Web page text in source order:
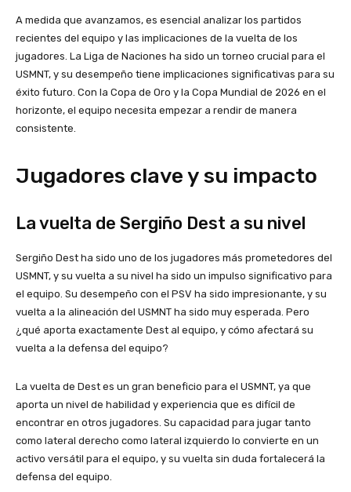
A medida que avanzamos, es esencial analizar los partidos
recientes del equipo y las implicaciones de la vuelta de los
jugadores. La Liga de Naciones ha sido un torneo crucial para el
USMNT, y su desempeño tiene implicaciones significativas para su
éxito futuro. Con la Copa de Oro y la Copa Mundial de 2026 en el
horizonte, el equipo necesita empezar a rendir de manera
consistente.
Jugadores clave y su impacto
La vuelta de Sergiño Dest a su nivel
Sergiño Dest ha sido uno de los jugadores más prometedores del
USMNT, y su vuelta a su nivel ha sido un impulso significativo para
el equipo. Su desempeño con el PSV ha sido impresionante, y su
vuelta a la alineación del USMNT ha sido muy esperada. Pero
¿qué aporta exactamente Dest al equipo, y cómo afectará su
vuelta a la defensa del equipo?
La vuelta de Dest es un gran beneficio para el USMNT, ya que
aporta un nivel de habilidad y experiencia que es difícil de
encontrar en otros jugadores. Su capacidad para jugar tanto
como lateral derecho como lateral izquierdo lo convierte en un
activo versátil para el equipo, y su vuelta sin duda fortalecerá la
defensa del equipo.